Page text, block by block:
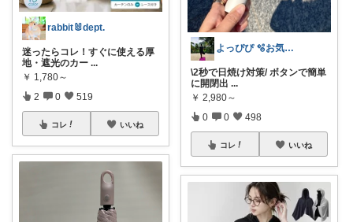
rabbit🐰dept.
迷ったらコレ！すぐに使える厚
地・遮光のカー ...
￥ 1,780～
2 0 519
コレ いいね
よっぴぴ 🫧お気に入りに囲まれた暮らし
\2秒で日焼け対策/ ボタンで簡単
に開閉出 ...
￥ 2,980～
0 0 498
コレ いいね